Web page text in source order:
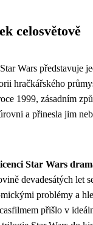
celosvětově
Wars představuje
hračkářského
1999, zásadním
a přinesla jim
Star Wars
devadesátých let
problémy a
přišlo v